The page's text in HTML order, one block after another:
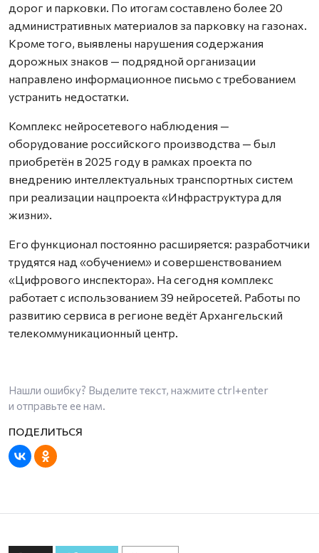
дорог и парковки. По итогам составлено более 20
административных материалов за парковку на газонах.
Кроме того, выявлены нарушения содержания
дорожных знаков — подрядной организации
направлено информационное письмо с требованием
устранить недостатки.
Комплекс нейросетевого наблюдения —
оборудование российского производства — был
приобретён в 2025 году в рамках проекта по
внедрению интеллектуальных транспортных систем
при реализации нацпроекта «Инфраструктура для
жизни».
Его функционал постоянно расширяется: разработчики
трудятся над «обучением» и совершенствованием
«Цифрового инспектора». На сегодня комплекс
работает с использованием 39 нейросетей. Работы по
развитию сервиса в регионе ведёт Архангельский
телекоммуникационный центр.
Нашли ошибку? Выделите текст, нажмите ctrl+enter
и отправьте ее нам.